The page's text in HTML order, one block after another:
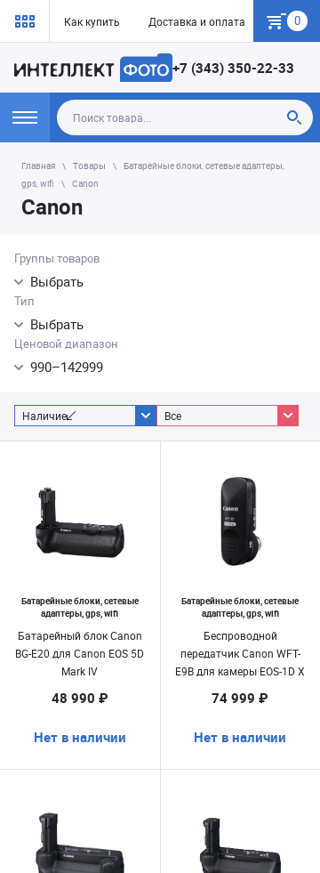
Как купить Доставка и оплата Гарантия
0
+7 (343) 350-22-33
Главная Товары
Батарейные блоки, сетевые адаптеры,
gps, wifi
Canon
Canon
Группы товаров
Выбрать
Тип
Выбрать
Ценовой диапазон
990–142999
Наличие Все
Батарейные блоки, сетевые
адаптеры, gps, wifi
Батарейный блок Canon
BG-E20 для Canon EOS 5D
Mark IV
48 990 ₽
Нет в наличии
Батарейные блоки, сетевые
адаптеры, gps, wifi
Беспроводной
передатчик Canon WFT-
E9B для камеры EOS-1D X
74 999 ₽
Нет в наличии